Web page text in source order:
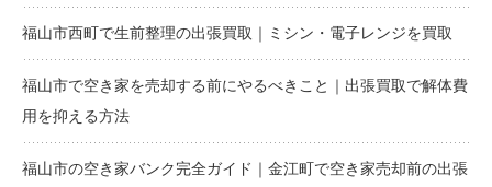
福山市西町で生前整理の出張買取｜ミシン・電子レンジを買取
福山市で空き家を売却する前にやるべきこと｜出張買取で解体費
用を抑える方法
福山市の空き家バンク完全ガイド｜金江町で空き家売却前の出張